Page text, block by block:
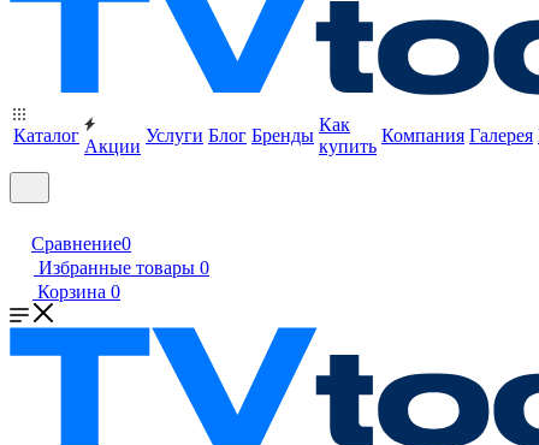
Каталог
Акции
Услуги Блог Бренды
Как
купить
Компания Галерея
Сравнение0
Избранные товары 0
Корзина 0